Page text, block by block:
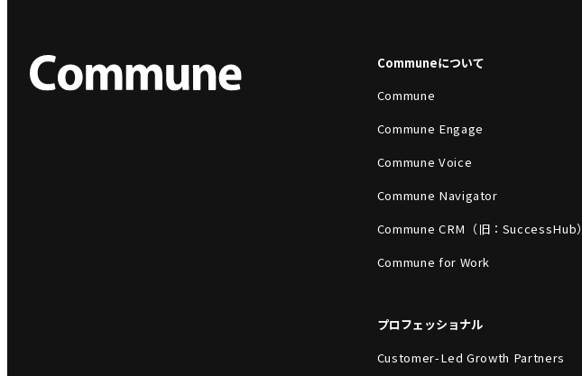
Communeについて
Commune
Commune Engage
Commune Voice
Commune Navigator
Commune CRM（旧：SuccessHub）
Commune for Work
プロフェッショナル
Customer-Led Growth Partners